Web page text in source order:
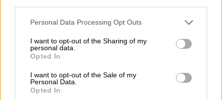
Please note that this website/app uses one or more Google
not limited to your visit or usage behaviour. You may click to
grant or deny consent to Google and its third-party tags to
use your data for below specified purposes in below Google
consent section.
Personal Data Processing Opt Outs
I want to opt-out of the Sharing of my
personal data.
Opted In
I want to opt-out of the Sale of my
Personal Data.
Opted In
Δήλωση «βόμβα» Δημήτρη
Μελισσανίδη: «Έφτασε η ώρα να
αποχωρήσω από την ΑΕΚ» - Στα χέρια
Αθλητισμός